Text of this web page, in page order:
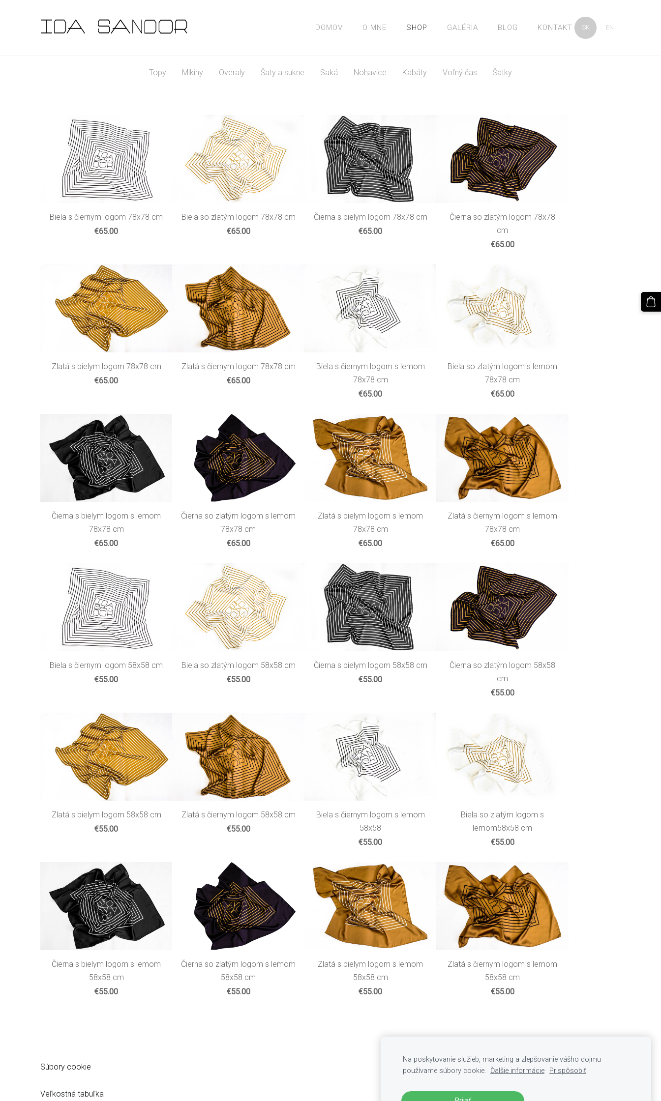
DOMOV O MNE SHOP GALÉRIA BLOG KONTAKT SK EN
Topy Mikiny Overaly Šaty a sukne Saká Nohavice Kabáty Voľný čas Šatky
Biela s čiernym logom 78x78 cm
€65.00
Biela so zlatým logom 78x78 cm
€65.00
Čierna s bielym logom 78x78 cm
€65.00
Čierna so zlatým logom 78x78
cm
€65.00
Zlatá s bielym logom 78x78 cm
€65.00
Zlatá s čiernym logom 78x78 cm
€65.00
Biela s čiernym logom s lemom
78x78 cm
€65.00
Biela so zlatým logom s lemom
78x78 cm
€65.00
Čierna s bielym logom s lemom
78x78 cm
€65.00
Čierna so zlatým logom s lemom
78x78 cm
€65.00
Zlatá s bielym logom s lemom
78x78 cm
€65.00
Zlatá s čiernym logom s lemom
78x78 cm
€65.00
Biela s čiernym logom 58x58 cm
€55.00
Biela so zlatým logom 58x58 cm
€55.00
Čierna s bielym logom 58x58 cm
€55.00
Čierna so zlatým logom 58x58
cm
€55.00
Zlatá s bielym logom 58x58 cm
€55.00
Zlatá s čiernym logom 58x58 cm
€55.00
Biela s čiernym logom s lemom
58x58
€55.00
Biela so zlatým logom s
lemom58x58 cm
€55.00
Čierna s bielym logom s lemom
58x58 cm
€55.00
Čierna so zlatým logom s lemom
58x58 cm
€55.00
Zlatá s bielym logom s lemom
58x58 cm
€55.00
Zlatá s čiernym logom s lemom
58x58 cm
€55.00
Súbory cookie
Veľkostná tabuľka
Na poskytovanie služieb, marketing a zlepšovanie vášho dojmu
používame súbory cookie.
Ďalšie informácie Prispôsobiť